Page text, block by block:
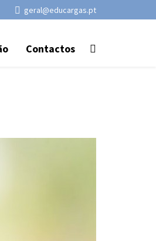
geral@educargas.pt
Contactos